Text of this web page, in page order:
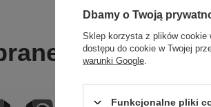
dla Ciebie
Dbamy o Twoją
Sklep korzysta z plików cookie
dostępu do cookie w Twojej
warunki Google
Funkcjonalne pliki